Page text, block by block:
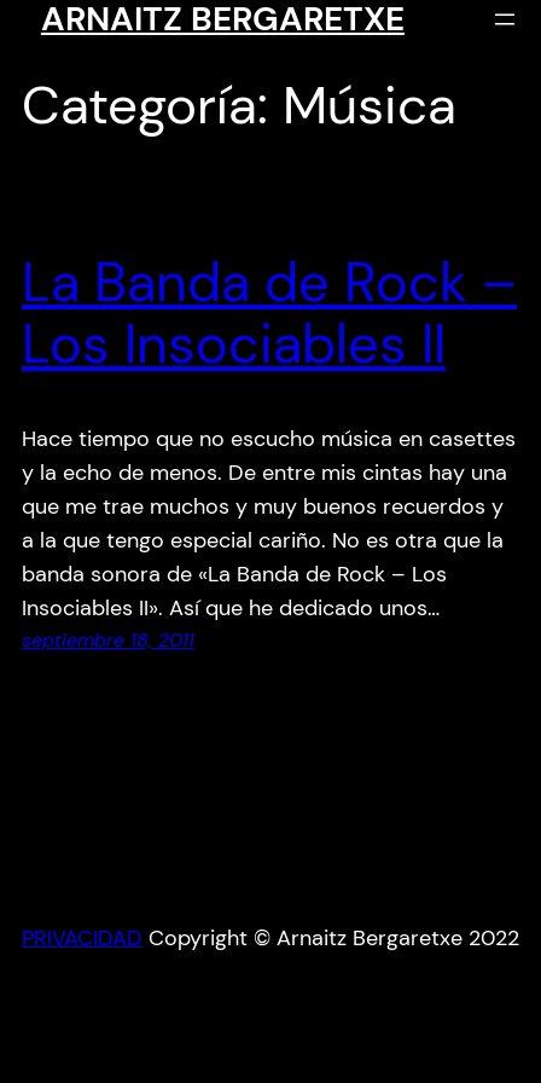
Saltar
contenido
ARNAITZ BERGARETXE
Categoría: Música
La Banda de Rock –
Los Insociables II
Hace tiempo que no escucho música en casettes
y la echo de menos. De entre mis cintas hay una
que me trae muchos y muy buenos recuerdos y
a la que tengo especial cariño. No es otra que la
banda sonora de «La Banda de Rock – Los
Insociables II». Así que he dedicado unos…
septiembre 18, 2011
PRIVACIDAD Copyright © Arnaitz Bergaretxe 2022